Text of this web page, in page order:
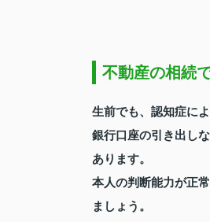
不動産の相続
生前でも、認知症に
銀行口座の引き出し
あります。
本人の判断能力が正
ましょう。